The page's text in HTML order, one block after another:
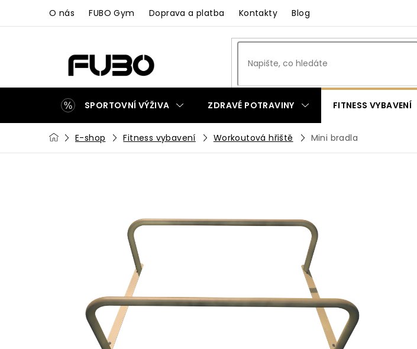
obsah
O nás FUBO Gym Doprava a platba Kontakty Blog
SPORTOVNÍ VÝŽIVA ZDRAVÉ POTRAVINY FITNESS VYBAVENÍ
ZAKÁZKOVÁ VÝROBA
DomůE-shop Fitness vybavení Workoutová hřiště Mini bradla